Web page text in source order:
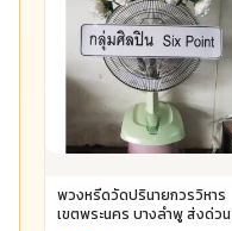
พวงหรีดวัดปรินายกวรวิหาร
เขตพระนคร บางลำพู ส่งด่วน